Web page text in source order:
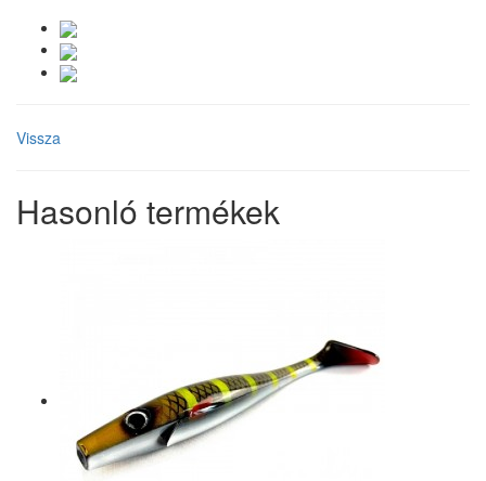
Vissza
Hasonló termékek